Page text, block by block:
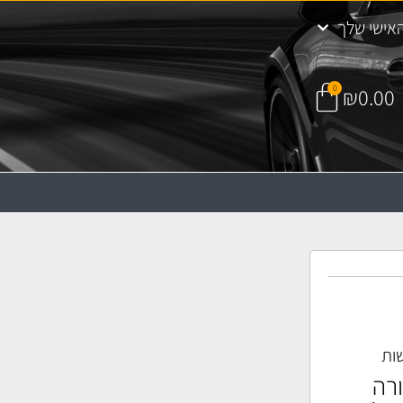
שלך
₪0.00
0